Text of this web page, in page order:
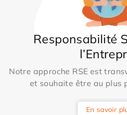
Responsabilité
Notre approche RSE est
et souhaite être au plus
En savoir